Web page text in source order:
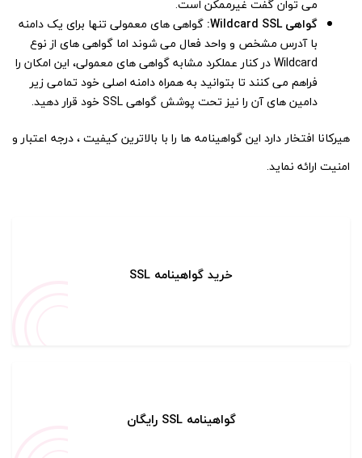
می توان گفت غیرممکن است.
گواهی Wildcard SSL:
گواهی های معمولی تنها برای یک دامنه
با آدرس مشخص و واحد فعال می شوند اما گواهی های از نوع
Wildcard در کنار عملکرد مشابه گواهی های معمولی، این امکان را
فراهم می کنند تا بتوانید به همراه دامنه اصلی خود تمامی زیر
دامین های آن را نیز تحت پوشش گواهی SSL خود قرار دهید.
هیرکانا افتخار دارد این گواهینامه ها را با بالاترین کیفیت ، درجه اعتبار و
امنیت ارائه نماید.
خرید گواهینامه SSL
گواهینامه SSL رایگان